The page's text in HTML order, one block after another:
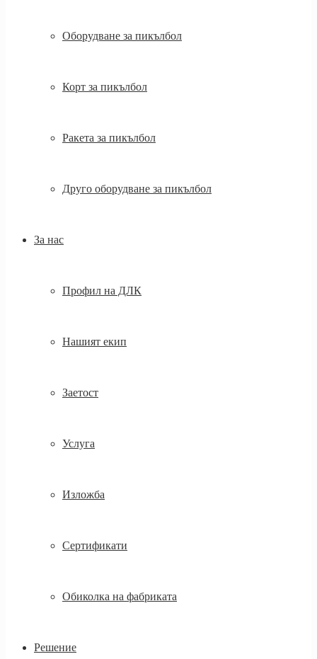
Оборудване за пикълбол
Корт за пикълбол
Ракета за пикълбол
Друго оборудване за пикълбол
За нас
Профил на ДЛК
Нашият екип
Заетост
Услуга
Изложба
Сертификати
Обиколка на фабриката
Решение